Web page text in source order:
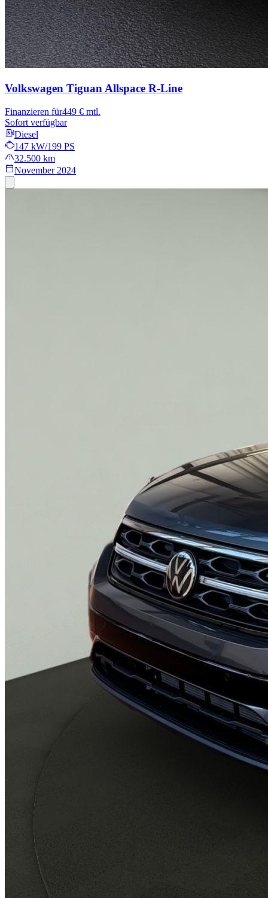
Volkswagen Tiguan Allspace R-Line
Finanzieren für449 € mtl.
Sofort verfügbar
Diesel
147 kW/199 PS
32.500 km
November 2024